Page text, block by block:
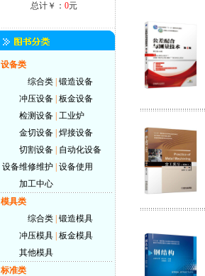
总计￥： 0元
设备类
综合类 锻造设备
冲压设备 板金设备
检测设备 工业炉
金切设备 焊接设备
切割设备
自动化设备
设备维修维护 设备使用
加工中心
模具类
综合类 锻造模具
冲压模具 板金模具
其他模具
标准类